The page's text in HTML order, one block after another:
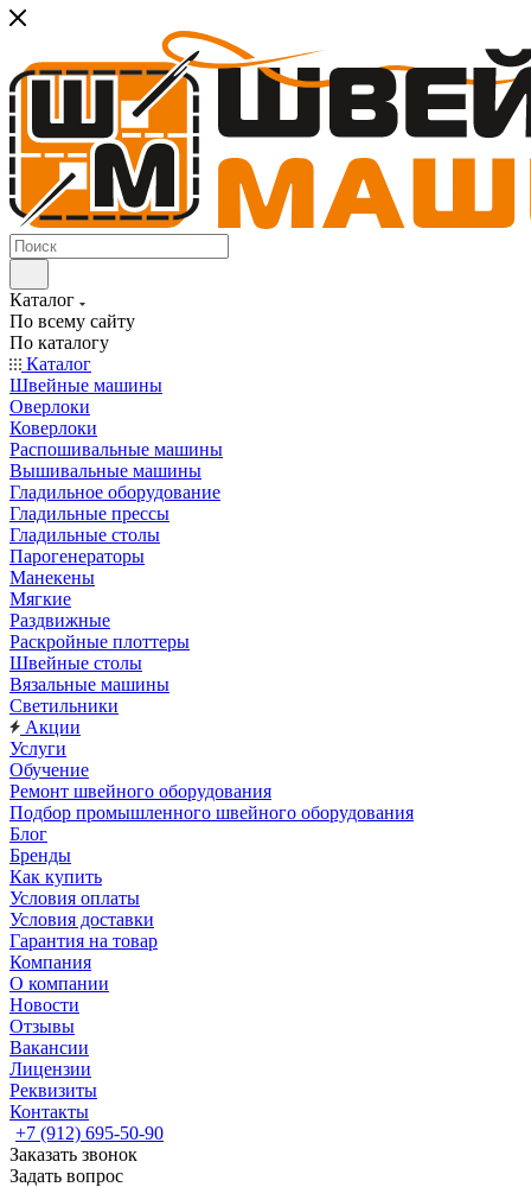
Каталог
По всему сайту
По каталогу
Каталог
Швейные машины
Оверлоки
Коверлоки
Распошивальные машины
Вышивальные машины
Гладильное оборудование
Гладильные прессы
Гладильные столы
Парогенераторы
Манекены
Мягкие
Раздвижные
Раскройные плоттеры
Швейные столы
Вязальные машины
Светильники
Акции
Услуги
Обучение
Ремонт швейного оборудования
Подбор промышленного швейного оборудования
Блог
Бренды
Как купить
Условия оплаты
Условия доставки
Гарантия на товар
Компания
О компании
Новости
Отзывы
Вакансии
Лицензии
Реквизиты
Контакты
+7 (912) 695-50-90
Заказать звонок
Задать вопрос